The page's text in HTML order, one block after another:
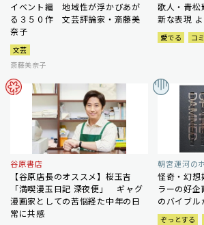
イベント編 地域性が浮かびあが
る３５０作 文芸評論家・斎藤美
奈子
文芸
斎藤美奈子
歌人・青
新な表現
愛でる コ
谷原書店
【谷原店長のオススメ】桜玉吉
「満喫漫玉日記 深夜便」 ギャグ
漫画家としての苦悩経た中年の日
常に共感
朝宮運河の
怪奇・幻想
ラーの好
のバイブル
ぞっとする